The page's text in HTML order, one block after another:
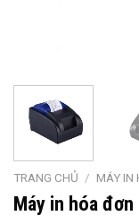
TRANG CHỦ / MÁY IN
Máy in hóa